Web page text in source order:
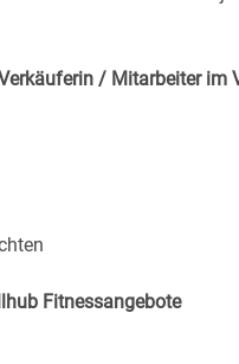
/ Mitarbeiter im
Fitnessangebote